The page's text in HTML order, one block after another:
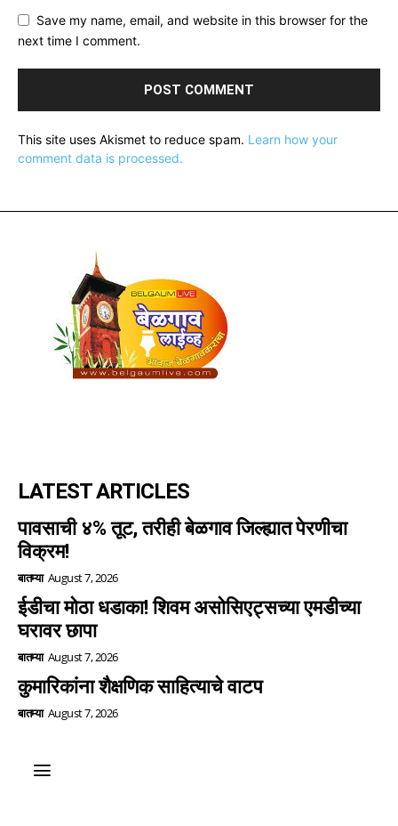
Save my name, email, and website in this browser for the
next time I comment.
This site uses Akismet to reduce spam. Learn how your
comment data is processed.
LATEST ARTICLES
पावसाची ४% तूट, तरीही बेळगाव जिल्ह्यात पेरणीचा
विक्रम!
बातम्या August 7, 2026
ईडीचा मोठा धडाका! शिवम असोसिएट्सच्या एमडीच्या
घरावर छापा
बातम्या August 7, 2026
कुमारिकांना शैक्षणिक साहित्याचे वाटप
बातम्या August 7, 2026